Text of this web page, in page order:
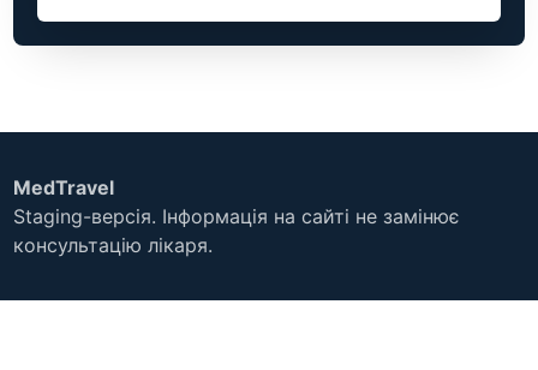
MedTravel
Staging-версія. Інформація на сайті не замінює
консультацію лікаря.